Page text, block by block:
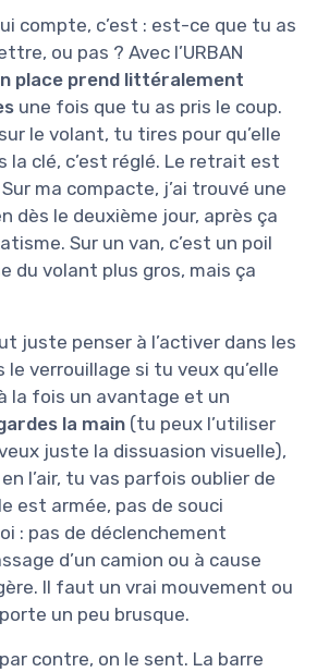
compte, c’est : est-ce que tu as
ou pas ? Avec l’URBAN
place prend littéralement
une fois que tu as pris le coup.
le volant, tu tires pour qu’elle
la clé, c’est réglé. Le retrait est
ma compacte, j’ai trouvé une
dès le deuxième jour, après ça
Sur un van, c’est un poil
du volant plus gros, mais ça
juste penser à l’activer dans les
le verrouillage si tu veux qu’elle
la fois un avantage et un
la main (tu peux l’utiliser
juste la dissuasion visuelle),
l’air, tu vas parfois oublier de
est armée, pas de souci
: pas de déclenchement
d’un camion ou à cause
Il faut un vrai mouvement ou
un peu brusque.
contre, on le sent. La barre